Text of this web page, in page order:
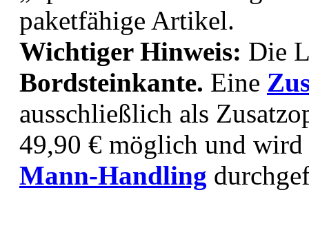
paketfähige Artikel.
Wichtiger Hinweis: Die
Bordsteinkante. Eine
ausschließlich als
49,90 € möglich und
Mann-Handling